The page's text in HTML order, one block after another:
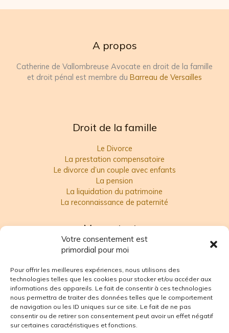
Votre consentement est
primordial pour moi
Pour offrir les meilleures expériences, nous utilisons des
technologies telles que les cookies pour stocker et/ou accéder aux
informations des appareils. Le fait de consentir à ces technologies
nous permettra de traiter des données telles que le comportement
de navigation ou les ID uniques sur ce site. Le fait de ne pas
consentir ou de retirer son consentement peut avoir un effet négatif
sur certaines caractéristiques et fonctions.
A propos
Catherine de Vallombreuse Avocate en droit de la famille
et droit pénal est membre du Barreau de Versailles
Droit de la famille
Le Divorce
La prestation compensatoire
Le divorce d’un couple avec enfants
La pension
La liquidation du patrimoine
La reconnaissance de paternité
Me contacter
Catherine DE VALLOMBREUSE
22 rue Saintine, Résidence le Champ des Oiseaux, Bât. C
78160 MARLY-LE-ROI
Mail :catherine@avocatvallombreuse.fr